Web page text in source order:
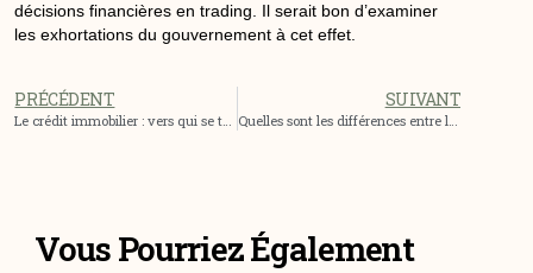
décisions financières entrading . Il serait bon d’examiner
les exhortations du gouvernement à ceteffet
PRÉCÉDENT
Le crédit immobilier : vers qui se tourner pour l’obtenir ?
SUIVANT
Quelles sont les différences entre les divers types de comptes bancaires ?
Vous Pourriez Également